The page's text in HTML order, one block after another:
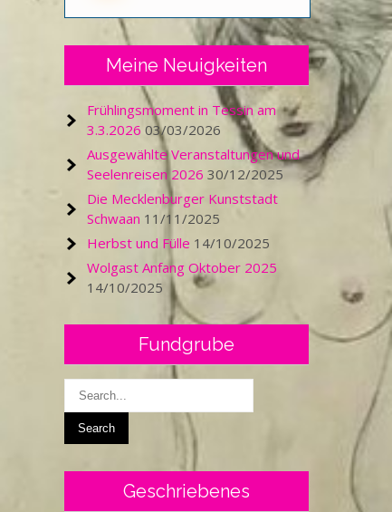
Meine Neuigkeiten
Frühlingsmoment in Tessin am
3.3.2026 03/03/2026
Ausgewählte Veranstaltungen und
Seelenreisen 2026 30/12/2025
Die Mecklenburger Kunststadt
Schwaan 11/11/2025
Herbst und Fülle 14/10/2025
Wolgast Anfang Oktober 2025
14/10/2025
Fundgrube
Geschriebenes